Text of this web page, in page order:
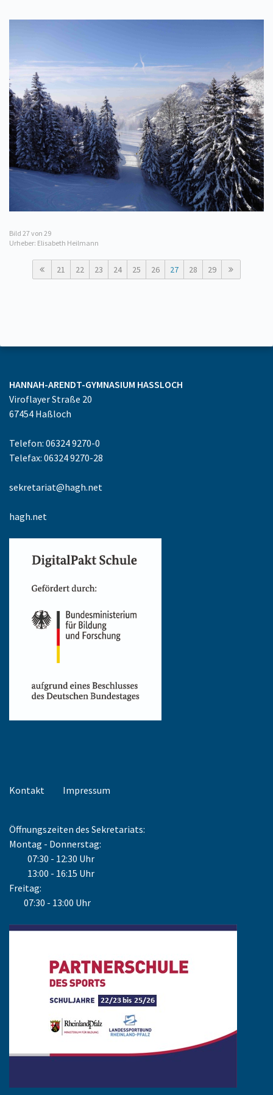
Bild 27von 29
Urheber: Elisabeth Heilmann
21 22 23 24 25 26 27 28 29
HANNAH-ARENDT-GYMNASIUM HASSLOCH
Viroflayer Straße 20
67454 Haßloch
Telefon: 06324 9270-0
Telefax: 06324 9270-28
sekretariat@hagh.net
hagh.net
Kontakt Impressum
Öffnungszeiten des Sekretariats:
Montag - Donnerstag:
07:30 - 12:30 Uhr
13:00 - 16:15 Uhr
Freitag:
07:30 - 13:00 Uhr